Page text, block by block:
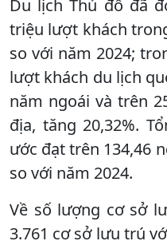
Du lịch Thủ đô đã
triệu lượt khách
so với năm 2024;
lượt khách du lịch
năm ngoái và trên
địa, tăng 20,32%.
ước đạt trên 134,46
so với năm 2024.
Về số lượng cơ sở
3.761 cơ sở lưu trú